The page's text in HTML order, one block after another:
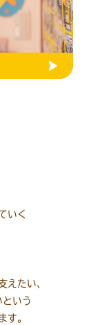
いく
えたい、
いう
す。